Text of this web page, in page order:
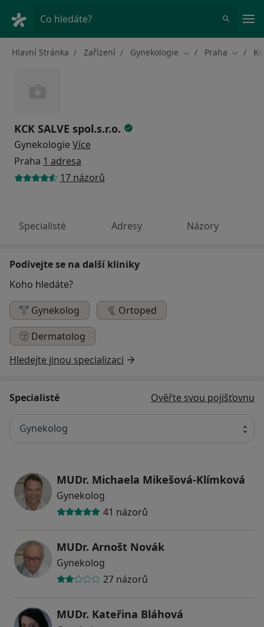
Co hledáte?
Hlavní Stránka Zařízení Gynekologie Změna města
Praha Změna
KCK SALVE spol.s.r.o.
Gynekologie Více
Praha 1 adresa
17 názorů
Specialisté Adresy Názory
Podívejte se na další kliniky
Koho hledáte?
Gynekolog
Ortoped
Dermatolog
Hledejte jinou specializaci
Specialisté Ověřte svou pojišťovnu
Gynekolog
MUDr. Michaela Mikešová-Klímková
Gynekolog
41 názorů
MUDr. Arnošt Novák
Gynekolog
27 názorů
MUDr. Kateřina Bláhová